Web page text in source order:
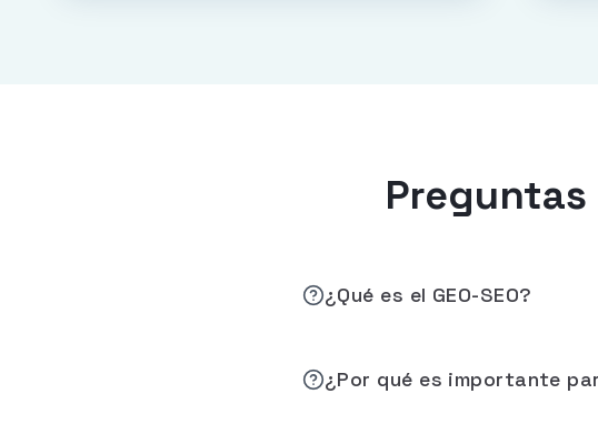
Preguntas
¿Qué es el GEO-SEO?
¿Por qué es importante